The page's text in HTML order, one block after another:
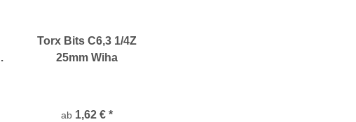
Torx Bits C6,3 1/4Z
25mm Wiha
ab 1,62 € *